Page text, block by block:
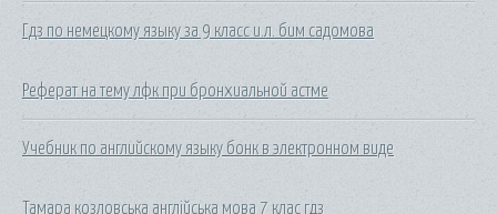
Гдз по немецкому языку за 9 класс и.л. бим садомова
Реферат на тему лфк при бронхиальной астме
Учебник по английскому языку бонк в электронном виде
Тамара козловська англійська мова 7 клас гдз